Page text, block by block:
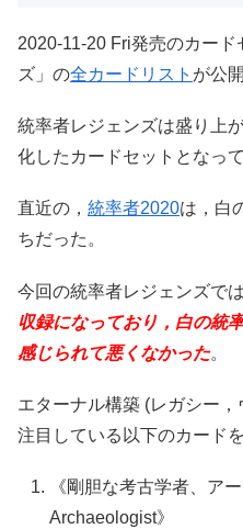
2020-11-20 Fri発売のカー
ズ」の全カードリスト が公
統率者レジェンズは盛り上
化したカードセットとなって
直近の， 統率者2020は，白
ちだった。
今回の統率者レジェンズでは
収録になっており，白の統
感じられて悪くなかった。
エターナル構築 (レガシー
注目している以下のカード
《剛胆な考古学者、ア
Archaeologist》